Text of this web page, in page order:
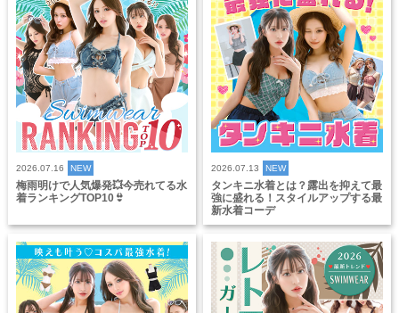
2026.07.16 NEW
梅雨明けで人気爆発💥今売れてる水
着ランキングTOP10👙
2026.07.13 NEW
タンキニ水着とは？露出を抑えて最
強に盛れる！スタイルアップする最
新水着コーデ